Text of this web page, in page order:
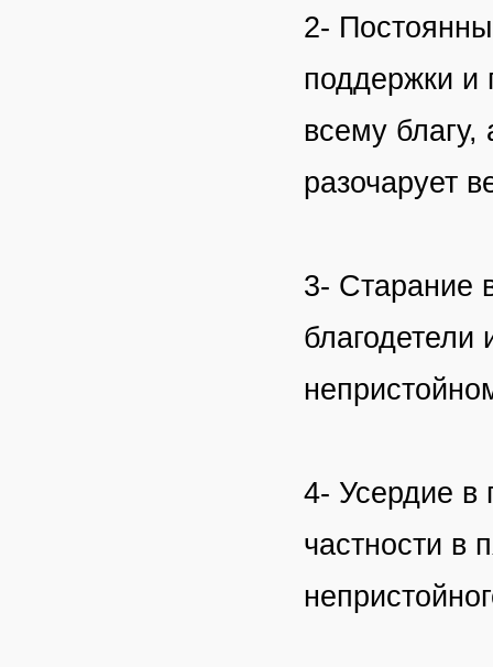
2-
поддержки и
всему благу,
разочарует
3- Старание
благодетели
4- Усердие в
частности в